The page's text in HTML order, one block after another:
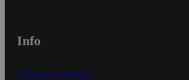
Info
S-Business yrityksille